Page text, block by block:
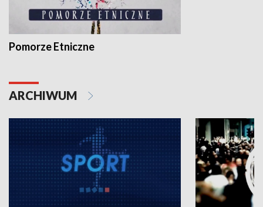
Pomorze Etniczne
ARCHIWUM